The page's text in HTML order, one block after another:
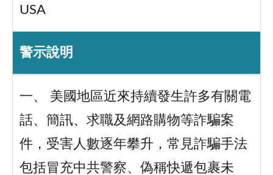
USA
警示說明
一、 美國地區近來持續發生許多有關電
話、簡訊、求職及網路購物等詐騙案
件，受害人數逐年攀升，常見詐騙手法
包括冒充中共警察、偽稱快遞包裹未